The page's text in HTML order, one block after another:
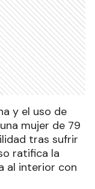
y el uso de
mujer de 79
tras sufrir
ratifica la
al interior con